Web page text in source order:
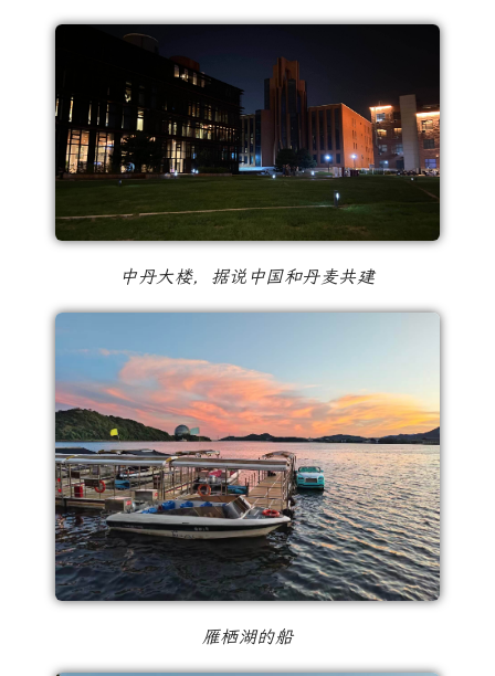
中丹大楼，据说中国和丹麦共建
雁栖湖的船